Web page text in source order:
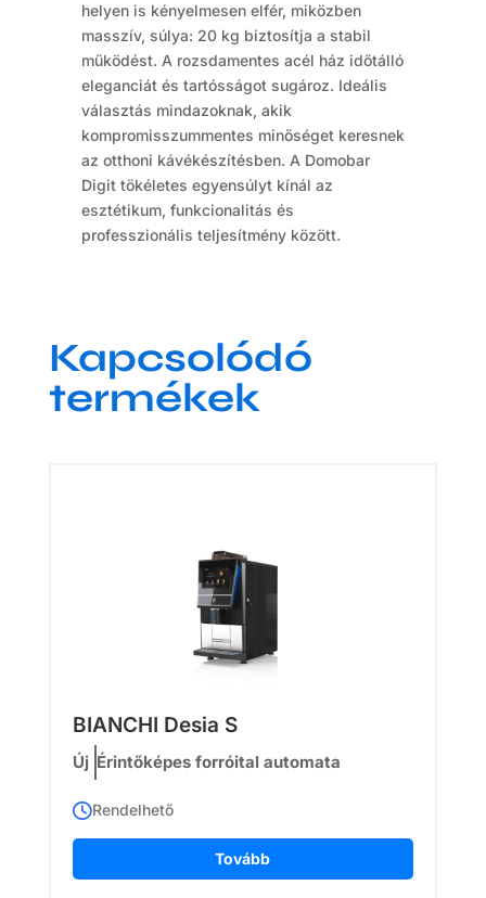
helyen is kényelmesen elfér, miközben
masszív, súlya: 20 kg biztosítja a stabil
működést. A rozsdamentes acél ház időtálló
eleganciát és tartósságot sugároz. Ideális
választás mindazoknak, akik
kompromisszummentes minőséget keresnek
az otthoni kávékészítésben. A Domobar
Digit tökéletes egyensúlyt kínál az
esztétikum, funkcionalitás és
professzionális teljesítmény között.
Kapcsolódó
termékek
BIANCHI Desia S
Új Érintőképes forróital automata
Tovább
Rendelhető